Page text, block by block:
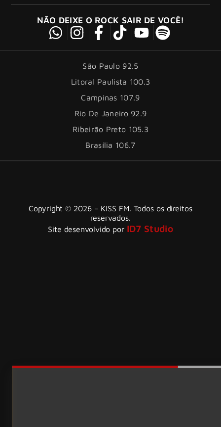
NÃO DEIXE O ROCK SAIR DE VOCÊ!
São Paulo 92.5
Litoral Paulista 100.3
Campinas 107.9
Rio De Janeiro 92.9
Ribeirão Preto 105.3
Brasília 106.7
Copyright © 2026 – KISS FM. Todos os direitos
reservados.
Site desenvolvido por ID7 Studio